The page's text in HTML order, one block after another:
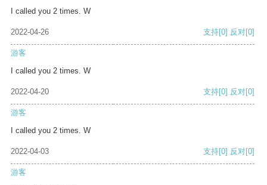
I called you 2 times. W
2022-04-26 支持[0] 反对[0]
游客
I called you 2 times. W
2022-04-20 支持[0] 反对[0]
游客
I called you 2 times. W
2022-04-03 支持[0] 反对[0]
游客